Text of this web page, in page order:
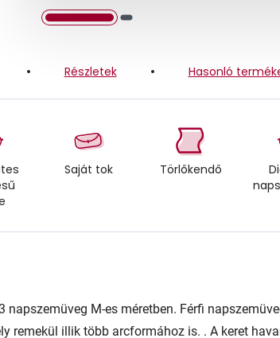
Részletek Hasonló
Saját tok Törlőkendő
napszemüveg M-es méretben. Férfi
remekül illik több arcformához is. . A keret